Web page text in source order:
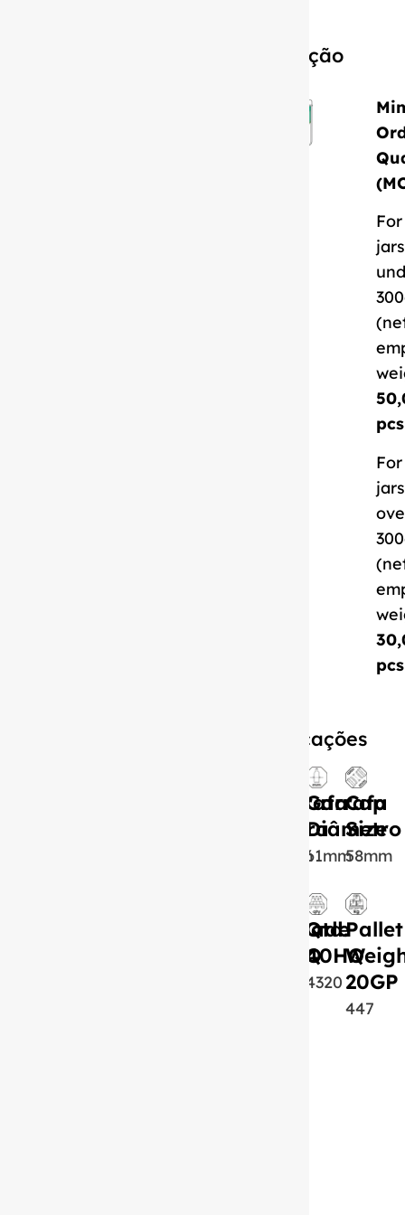
Descrição
For
jars
pcs
For
jars
pcs
Especificações
Garrafa
Altura
68mm
Garrafa
Diâmetro
61mm
Cap
Size
58mm
Capacidade
20HQ
Qtd.
40HQ
4320
Pallet
20GP
447